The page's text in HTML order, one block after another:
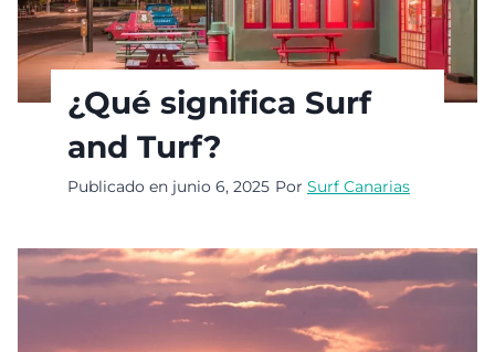
¿Qué significa Surf
and Turf?
Publicado en junio 6, 2025 Por Surf Canarias